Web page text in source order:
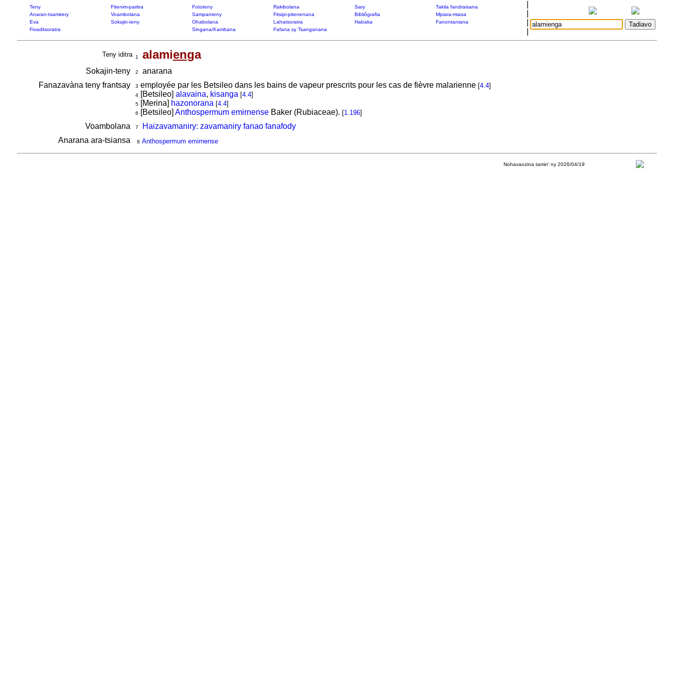
Teny Fitenim-paritra Fototeny Rakibolana Sary
Takila fandraisana
Anaran-tsamirery
Voambolana Sampanteny Fitsipi-pitenenana Bibliôgrafia
Mpiara-miasa
Eva
Sokajin-teny Ohabolana Lahatsoratra Habaka
Fanontaniana
Fivaditsoratra
Singana/Kambana Fafana sy Tsanganana
Teny iditra 1 alamienga
Sokajin-teny 2
anarana
Fanazavàna teny frantsay
3 employée par les Betsileo dans les bains de vapeur prescrits pour les cas de fièvre malarienne [4.4]
4[Betsileo] alavaina, kisanga [4.4]
5[Merina] hazonorana [4.4]
6 [Betsileo] Anthospermum emirnenseBaker (Rubiaceae). [1.196]
Voambolana 7
Haizavamaniry: zavamaniry fanao fanafody
Anarana ara-tsiansa
8 Anthospermum emirnense
Nohavaozina tamin' ny 2026/04/19